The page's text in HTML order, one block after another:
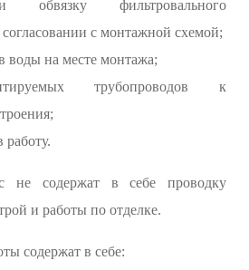
обвязку фильтровального
с монтажной схемой;
воды на месте монтажа;
трубопроводов к
работу.
не содержат в себе проводку
и работы по отделке.
содержат в себе: